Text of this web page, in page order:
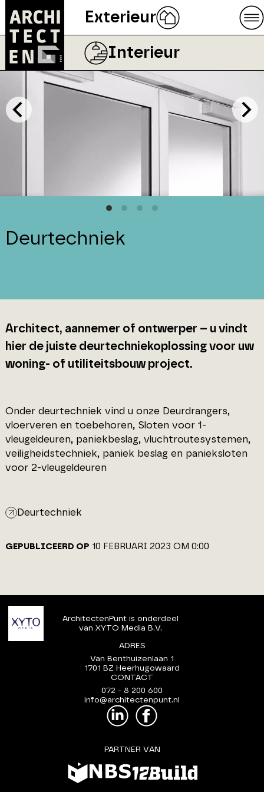
Exterieur
Interieur
Deurtechniek
Architect, aannemer of ontwerper – u vindt
hier de juiste deurtechniekoplossing voor uw
woning- of utiliteitsbouw project.
Onder deurtechniek vind u onze Deurdrangers,
vloerveren en toebehoren, Sloten voor 1-
vleugeldeuren, paniekbeslag, vluchtroutesystemen,
veiligheidstechniek, paniek beslag en panieksloten
voor 2-vleugeldeuren
Deurtechniek
GEPUBLICEERD OP 10 FEBRUARI 2023 OM 0:00
ArchitectenPunt is onderdeel
van XYTO Media B.V.
ADRES
Van Benthuizenlaan 1
1701 BZ Heerhugowaard
CONTACT
072 - 8 200 600
info@architectenpunt.nl
PARTNER VAN